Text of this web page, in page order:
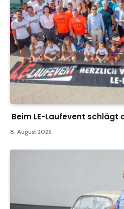
Beim LE-Laufevent schlägt
8. August 2026